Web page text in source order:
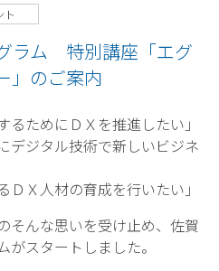
ト
ラム 特別講座「エグ
」のご案内
ためにＤＸを推進したい」
デジタル技術で新しいビジネ
Ｘ人材の育成を行いたい」
そんな思いを受け止め、佐賀
スタートしました。